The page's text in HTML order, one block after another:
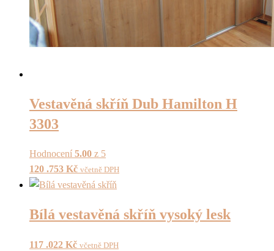
Vestavěná skříň Dub Hamilton H
3303
Hodnocení 5.00 z 5
120 .753 Kč včetně DPH
Bílá vestavěná skříň vysoký lesk
117 .022 Kč včetně DPH